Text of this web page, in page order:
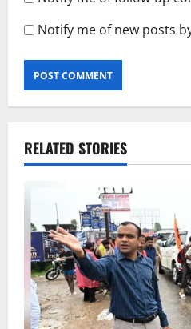
Notify me of new posts
RELATED STORIES